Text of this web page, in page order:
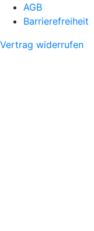
AGB
Barrierefreiheit
Vertrag widerrufen